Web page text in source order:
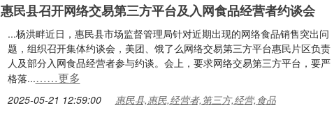
惠民县召开网络交易第三方平台及入网食品经营者约谈会
...杨洪畔近日，惠民县市场监督管理局针对近期出现的网络食品销售突出问
题，组织召开集体约谈会，美团、饿了么网络交易第三方平台惠民片区负责
人及部分入网食品经营者参与约谈。会上，要求网络交易第三方平台，要严
格落...……更多
2025-05-21 12:59:00 惠民县,惠民,经营者,第三方,经营,食品